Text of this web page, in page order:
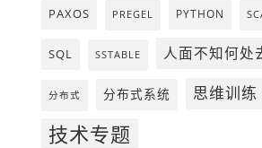
PAXOS PREGEL PYTHON
SQL SSTABLE 人面不知何处
分布式 分布式系统 思维训练
技术专题